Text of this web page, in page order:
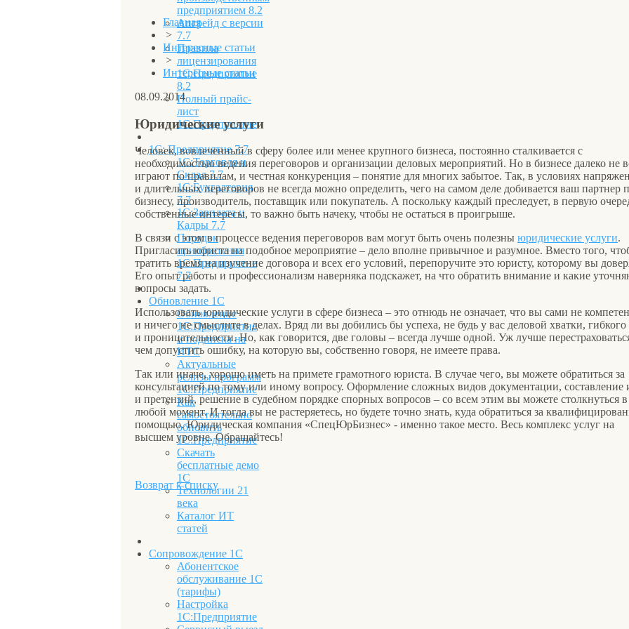
предприятием 8.2
Апгрейд с версии
7.7
Правила
лицензирования
1С:Предприятие
8.2
Полный прайс-
лист
1С:Предприятие
1С: Предприятие 7.7
1С:Торговля и
Склад 7.7
1С:Бухгалтерия
7.7
1С:Зарплата и
Кадры 7.7
Порядок
приобретения
1С:Предприятие
7.7
Обновление 1С
Обновление
1С:Предприятие
и подписка на
ИТС
Актуальные
релизы программ
1С:Предприятие
Как
самостоятельно
обновить
1С:Предприятие
Скачать
бесплатные демо
1С
Технологии 21
века
Каталог ИТ
статей
Сопровождение 1С
Абонентское
обслуживание 1С
(тарифы)
Настройка
1С:Предприятие
Главная
>
Интересные статьи
>
Интересные статьи
08.09.2014
Юридические услуги
Человек, вовлеченный в сферу более или менее крупного бизнеса, постоянно сталкивается с
необходимостью ведения переговоров и организации деловых мероприятий. Но в бизнесе далеко не
играют по правилам, и честная конкуренция – понятие для многих забытое. Так, в условиях
и длительных переговоров не всегда можно определить, чего на самом деле добивается ваш партнер
бизнесу, производитель, поставщик или покупатель. А поскольку каждый преследует, в первую
собственные интересы, то важно быть начеку, чтобы не остаться в проигрыше.
В связи с этом в процессе ведения переговоров вам могут быть очень полезны юридические услуги.
Пригласить юриста на подобное мероприятие – дело вполне привычное и разумное. Вместо того,
тратить время на изучение договора и всех его условий, перепоручите это юристу, которому вы
Его опыт работы и профессионализм наверняка подскажет, на что обратить внимание и какие
вопросы задать.
Использовать юридические услуги в сфере бизнеса – это отнюдь не означает, что вы сами не
и ничего не смыслите в делах. Вряд ли вы добились бы успеха, не будь у вас деловой хватки,
и проницательности. Но, как говорится, две головы – всегда лучше одной. Уж лучше
чем допустить ошибку, на которую вы, собственно говоря, не имеете права.
Так или иначе, хорошо иметь на примете грамотного юриста. В случае чего, вы можете обратиться за
консультацией по тому или иному вопросу. Оформление сложных видов документации, составление
и претензий, решение в судебном порядке спорных вопросов – со всем этим вы можете столкнуться в
любой момент. И тогда вы не растеряетесь, но будете точно знать, куда обратиться за
помощью. Юридическая компания «СпецЮрБизнес» - именно такое место. Весь комплекс услуг на
высшем уровне. Обращайтесь!
Возврат к списку